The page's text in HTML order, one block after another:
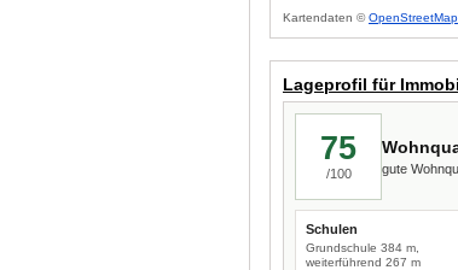
Kartendaten ©OpenStreetMap
Lageprofil für
75
/100 gute
Schulen
Grundschule 384 m,
weiterführend 267 m